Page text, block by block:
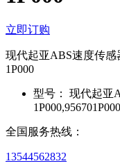
立即订购
现代起亚ABS速度传感
1P000
型号：
现代起亚
全国服务热线：
13544562832